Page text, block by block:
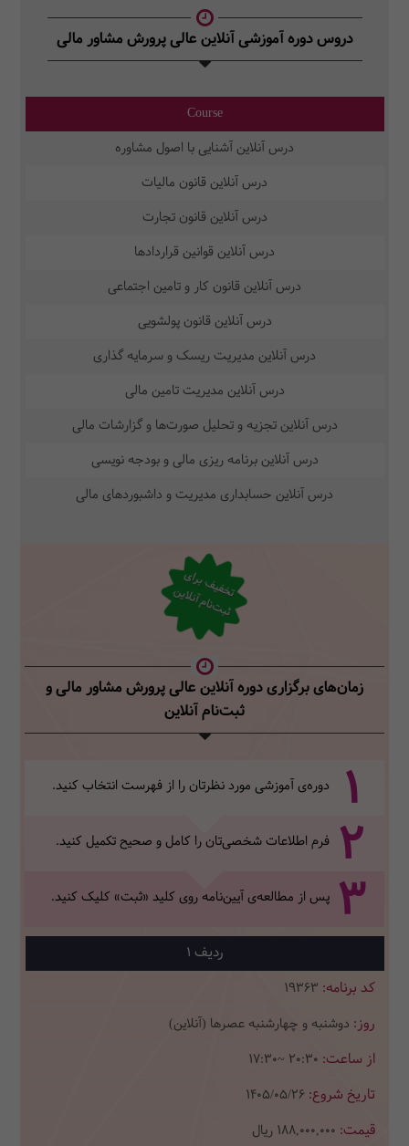
دروس دوره آموزشی آنلاین عالی پرورش مشاور مالی
Course
درس آنلاین آشنایی با اصول مشاوره
درس آنلاین قانون مالیات
درس آنلاین قانون تجارت
درس آنلاین قوانین قراردادها
درس آنلاین قانون کار و تامین اجتماعی
درس آنلاین قانون پولشویی
درس آنلاین مدیریت ریسک و سرمایه گذاری
درس آنلاین مدیریت تامین مالی
درس آنلاین تجزیه و تحلیل صورت‌ها و گزارشات مالی
درس آنلاین برنامه ریزی مالی و بودجه نویسی
درس آنلاین حسابداری مدیریت و داشبوردهای مالی
زمان‌های برگزاری دوره آنلاین عالی پرورش مشاور مالیو
ثبت‌نام آنلاین
ت
خ
فی
ف برا
ی
ثب
ت‌نا
م آنلای
ن
1 دوره‌ی آموزشی مورد نظرتان را از فهرست انتخاب کنید.
2 فرم اطلاعات شخصی‌تان‌ را کامل و صحیح تکمیل کنید.
3 پس از مطالعه‌ی آیین‌نامه روی کلید «ثبت» کلیک کنید.
1
19363
دوشنبه و چهارشنبه عصرها (آنلاین)
17:30~ 20:30
1405/05/26
188,000,000 ریال